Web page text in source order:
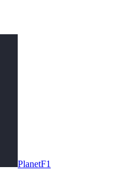
PlanetF1